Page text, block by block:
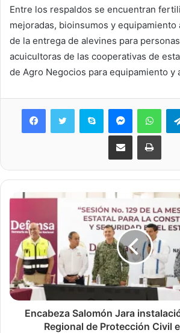
Entre los respaldos se encuentran
mejoradas, bioinsumos y equipamiento
de la entrega de alevines para
acuicultoras de las cooperativas de
de Agro Negocios para equipamiento y
Skype Messenger
Share via Email Print
Encabeza Salomón Jara
Regional de Protección Civil